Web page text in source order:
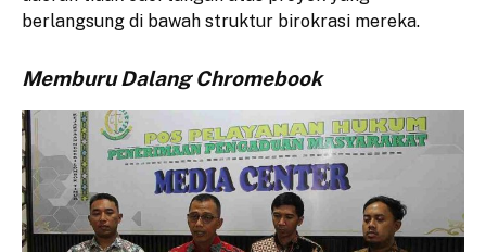
berlangsung di bawah struktur birokrasi mereka.
Memburu Dalang Chromebook